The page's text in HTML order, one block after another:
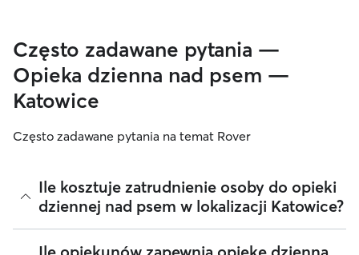
Często zadawane pytania —
Opieka dzienna nad psem —
Katowice
Często zadawane pytania na temat Rover
Ile kosztuje zatrudnienie osoby do opieki
dziennej nad psem w lokalizacji Katowice?
Opiekunowie w Rover mogą swobodnie ustalać swoje